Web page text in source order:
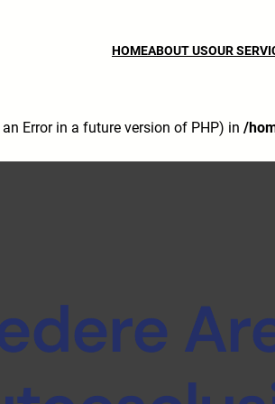
HOMEABOUT USOUR
an Error in a future version of PHP) in /